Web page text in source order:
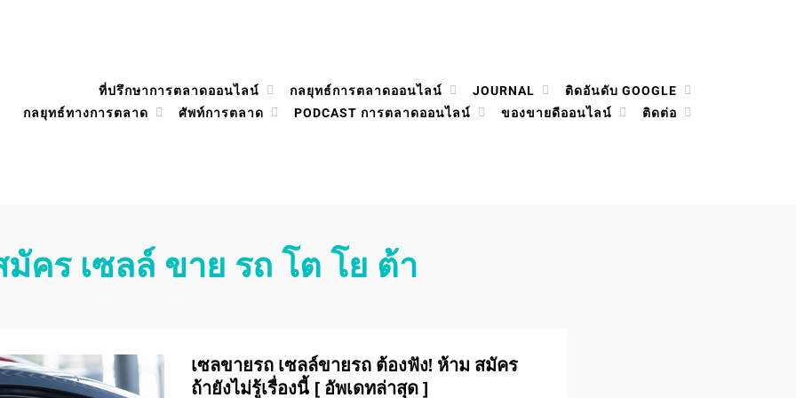
ที่ปรึกษาการตลาดออนไลน์ กลยุทธ์การตลาดออนไลน์ JOURNAL
ติดอันดับ GOOGLE
กลยุทธ์ทางการตลาด
ศัพท์การตลาด PODCAST การตลาดออนไลน์ ของขายดีออนไลน์ ติดต่อ
คร เซลล์ ขาย รถ โต โย ต้า
เซลขายรถ เซลล์ขายรถ ต้องฟัง! ห้าม สมัคร
ถ้ายังไม่รู้เรื่องนี้ [ อัพเดทล่าสุด ]